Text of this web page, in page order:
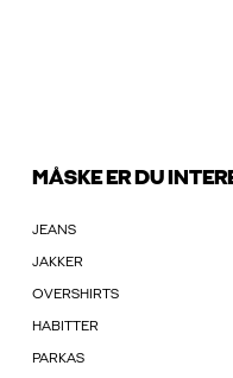
MÅSKE ER DU
JEANS
JAKKER
OVERSHIRTS
HABITTER
PARKAS